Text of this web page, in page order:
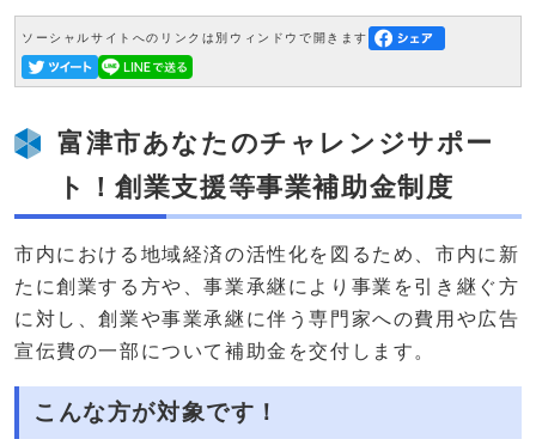
ソーシャルサイトへのリンクは別ウィンドウで開きます
富津市あなたのチャレンジサポー
ト！創業支援等事業補助金制度
市内における地域経済の活性化を図るため、市内に新
たに創業する方や、事業承継により事業を引き継ぐ方
に対し、創業や事業承継に伴う専門家への費用や広告
宣伝費の一部について補助金を交付します。
こんな方が対象です！